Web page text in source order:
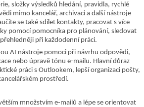
složky výsledků hledání, pravidla, rychlé
mimo kancelář, archivaci a další nástroje
se také sdílet kontakty, pracovat s více
pomocí pomocníka pro plánování, sledovat
při každodenní práci.
AI nástroje pomoci při návrhu odpovědi,
nebo úpravě tónu e-mailu. Hlavní důraz
práci s Outlookem, lepší organizaci pošty,
prostředí.
množstvím e-mailů a lépe se orientovat